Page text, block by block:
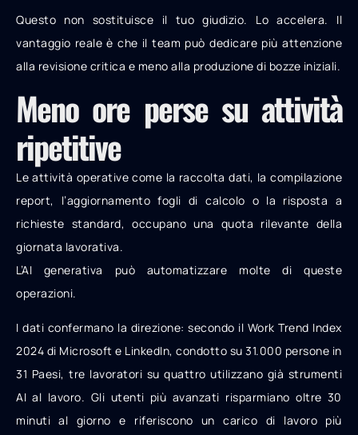
Questo non sostituisce il tuo giudizio. Lo accelera. Il
vantaggio reale è che il team può dedicare più attenzione
alla revisione critica e meno alla produzione di bozze iniziali.
Meno ore perse su attività
ripetitive
Le attività operative come la raccolta dati, la compilazione
report, l’aggiornamento fogli di calcolo o la risposta a
richieste standard, occupano una quota rilevante della
giornata lavorativa.
L’AI generativa può automatizzare molte di queste
operazioni.
I dati confermano la direzione: secondo il Work Trend Index
2024 di Microsoft e LinkedIn, condotto su 31.000 persone in
31 Paesi, tre lavoratori su quattro utilizzano già strumenti
AI al lavoro. Gli utenti più avanzati risparmiano oltre 30
minuti al giorno e riferiscono un carico di lavoro più